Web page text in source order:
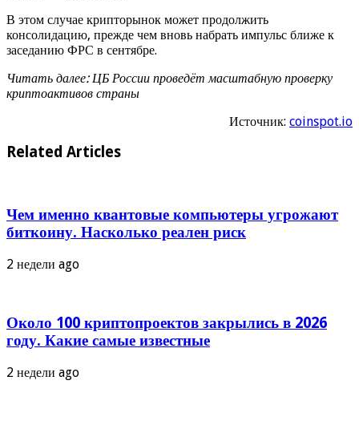
В этом случае крипторынок может продолжить
консолидацию, прежде чем вновь набрать импульс ближе к
заседанию ФРС в сентябре.
Читать далее: ЦБ России проведёт масштабную проверку
криптоактивов страны
Источник: coinspot.io
Related Articles
Чем именно квантовые компьютеры угрожают
биткоину. Насколько реален риск
2 недели ago
Около 100 криптопроектов закрылись в 2026
году. Какие самые известные
2 недели ago